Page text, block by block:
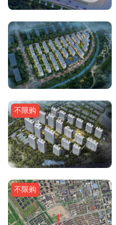
不限购
不限购